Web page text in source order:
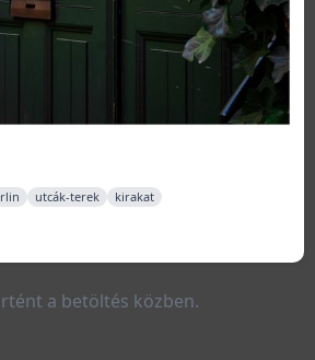
utcák-terek kirakat
a betöltés közben.